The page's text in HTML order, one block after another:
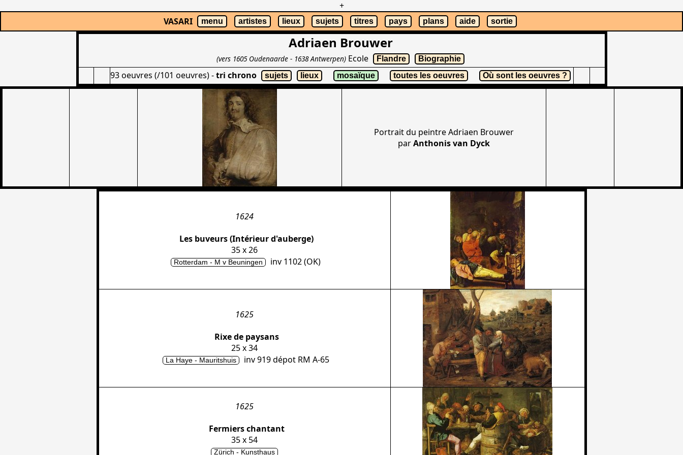
+
VASARI
menu artistes lieux sujets titres pays plans aide sortie
Adriaen Brouwer
(vers 1605 Oudenaarde - 1638 Antwerpen)Ecole Flandre Biographie
93 oeuvres (/101 oeuvres)-tri chrono sujets lieux mosaïque toutes les oeuvres Où sont les oeuvres ?
Portrait du peintre Adriaen Brouwer
parAnthonis van Dyck
1624
Les buveurs (Intérieur d'auberge)
35 x 26
Rotterdam - M v Beuningen inv 1102 (OK)
1625
Rixe de paysans
25 x 34
La Haye - Mauritshuis inv 919 dépot RM A-65
1625
Fermiers chantant
35 x 54
Zürich - Kunsthaus